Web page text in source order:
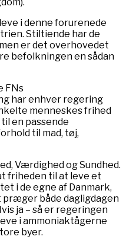
i denne forurenede
Stiltiende har de
er det overhovedet
befolkningen en sådan
FNs
har enhver regering
menneskes frihed
en passende
til mad, tøj,
Værdighed og Sundhed.
friheden til at leve et
i de egne af Danmark,
både dagligdagen
ja – så er regeringen
i ammoniaktågerne
byer.